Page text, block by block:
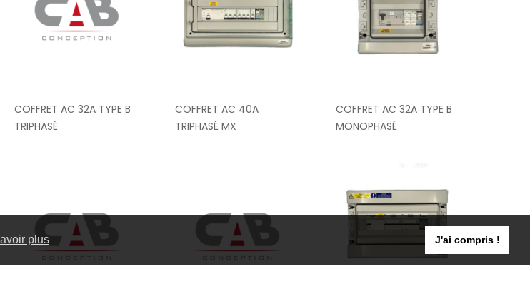
plus J'ai compris !
COFFRET AC 32A TYPE B
TRIPHASÉ
COFFRET AC 40A
TRIPHASÉ MX
COFFRET AC 32A TYPE B
MONOPHASÉ